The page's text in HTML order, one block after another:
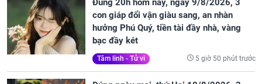
Đúng 20h hôm nay, ngày 9/8/2026, 3
con giáp đổi vận giàu sang, an nhàn
hưởng Phú Quý, tiền tài đầy nhà, vàng
bạc đầy két
Tâm linh - Tử vi 5 giờ 50 phút trước